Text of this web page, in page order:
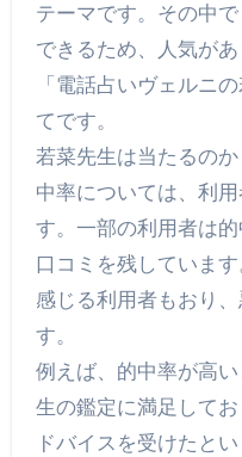
テーマです。その中
できるため、人気が
「電話占いヴェルニ
てです。
若菜先生は当たるの
中率については、利
す。一部の利用者は
口コミを残していま
感じる利用者もおり
す。
例えば、的中率が高
生の鑑定に満足して
ドバイスを受けたと